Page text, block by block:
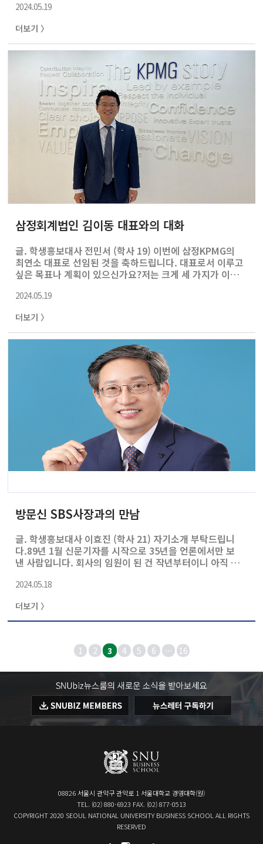
을 받자마자 바로 클라이언트 사이트로 외근을 나가게 되었
이었습니다. 이후 다양한 업종의 여러 기업들의 구조 조정,
매각, 인수/합병, 신사업 프로젝트 등을 자문하게 되면서 자
연스럽게 기업의 전략적 의사결정 과정을 경험하게 되었습
니다. 15년여간 자문 업무를 한 이후에는 직접 의사결정에
참여하고 싶다는 생각으로 기업에 신성장/글로벌사업 담당
으로 조인하여 글로벌사업 전략 수립, 전략적 제휴/투자,
M&A 업무를 진행했습니다. 그..
2024.05.19
더보기 〉
삼정회계법인 김이동 대표와의 대화
글. 학생홍보대사 전민서 (학사 19) 이번에 삼정KPMG의
최연소 대표로 선임된 것을 축하드립니다. 대표로서 이루고
싶은 목표나 계획이 있으신가요?저는 크게 세 가지가 이루
한 성장을 하는 것입니다. 성장을 통해 직원들이 전문가
습니다. 이를 통해, 우리 직원들이 KPMG를 장기적인 직장
으로 여겨준다면 좋겠습니다.둘째는, 고객들의 존중을 받
는 것입니다. 고객들의 혹독한 요구와 인격적인 모독으
로 힘들어하는 직원들이 있습니다. 우리가 조금 더 insight
를 가지고 사회에 영향력이 있는 조직으로 성장하기를 바랍
니다. 이를 통해 우리 직원들이 고객에게 진정한 도움이 되
고, 그로 인해 존중받기를 바랍니다...
2024.05.19
더보기 〉
방문신 SBS사장과의 만남
글. 학생홍보대사 이효진 (학사 21) 자기소개 부탁드립니
다.89년 1월 신문기자를 시작으로 35년을 언론에서만 보
낸 사람입니다. 회사의 임원이 된 건 작년부터이니 아직 경
고 봐야겠죠. 방송사에는 여러 본부가 있습니다. 보도, 시사
야에서만 30년 이상 일하다가 지금은 CEO로서 여러 분야
를 두루 파악하고 미래 전략을 짜야하는 일을 맡게 됐습니
에 밴 기자의 직업적 습관과 미디어콘텐츠 기업의 CEO 역
할은 상호 보완되는 점도 있지만 머리를 쓰는 방향과 전략
이 다른 경우도 적잖게 있으니까요. 언론인이라는 진로를
선택하신 계기가 있으신지요?8..
2024.05.18
더보기 〉
1 2 3 4 5 6 ··· 16
08826 서울시 관악구 관악로 1 서울대학교 경영대학(원)
TEL. (02) 880-6923 FAX. (02) 877-0513
COPYRIGHT 2020 SEOUL NATIONAL UNIVERSITY BUSINESS SCHOOL ALL RIGHTS
RESERVED